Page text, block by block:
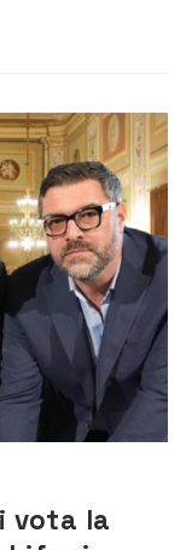
Lo Faro per
vota la